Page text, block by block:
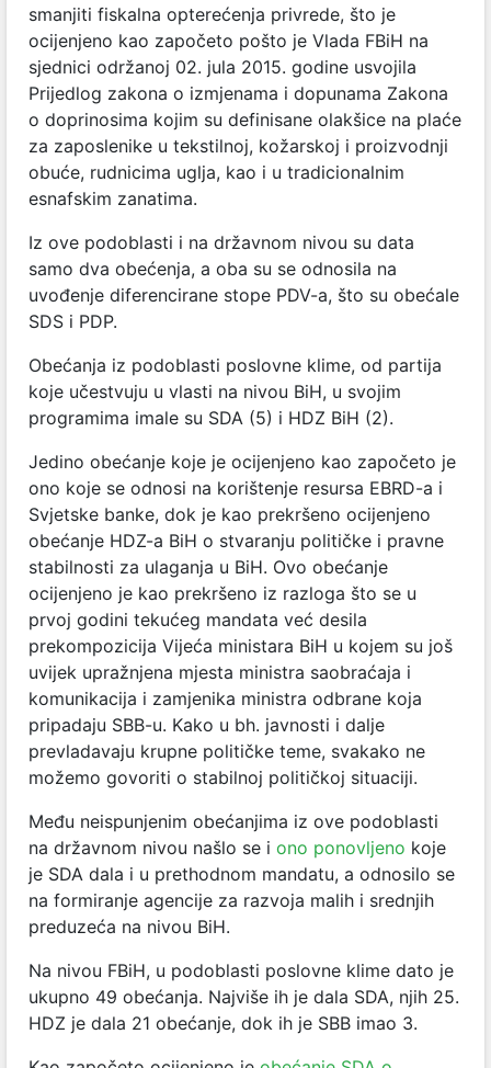
smanjiti fiskalna opterećenja privrede, što je
ocijenjeno kao započeto pošto je Vlada FBiH na
sjednici održanoj 02. jula 2015. godine usvojila
Prijedlog zakona o izmjenama i dopunama Zakona
o doprinosima kojim su definisane olakšice na plaće
za zaposlenike u tekstilnoj, kožarskoj i proizvodnji
obuće, rudnicima uglja, kao i u tradicionalnim
esnafskim zanatima.
Iz ove podoblasti i na državnom nivou su data
samo dva obećenja, a oba su se odnosila na
uvođenje diferencirane stope PDV-a, što su obećale
SDS i PDP.
Obećanja iz podoblasti poslovne klime, od partija
koje učestvuju u vlasti na nivou BiH, u svojim
programima imale su SDA (5) i HDZ BiH (2).
Jedino obećanje koje je ocijenjeno kao započeto je
ono koje se odnosi na korištenje resursa EBRD-a i
Svjetske banke, dok je kao prekršeno ocijenjeno
obećanje HDZ-a BiH o stvaranju političke i pravne
stabilnosti za ulaganja u BiH. Ovo obećanje
ocijenjeno je kao prekršeno iz razloga što se u
prvoj godini tekućeg mandata već desila
prekompozicija Vijeća ministara BiH u kojem su još
uvijek upražnjena mjesta ministra saobraćaja i
komunikacija i zamjenika ministra odbrane koja
pripadaju SBB-u. Kako u bh. javnosti i dalje
prevladavaju krupne političke teme, svakako ne
možemo govoriti o stabilnoj političkoj situaciji.
Među neispunjenim obećanjima iz ove podoblasti
na državnom nivou našlo se i ono ponovljeno koje
je SDA dala i u prethodnom mandatu, a odnosilo se
na formiranje agencije za razvoja malih i srednjih
preduzeća na nivou BiH.
Na nivou FBiH, u podoblasti poslovne klime dato je
ukupno 49 obećanja. Najviše ih je dala SDA, njih 25.
HDZ je dala 21 obećanje, dok ih je SBB imao 3.